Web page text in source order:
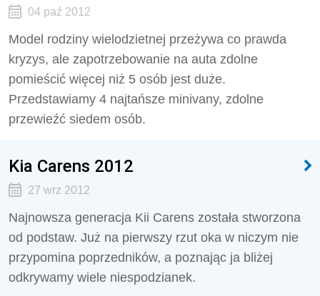
04 paź 2012
Model rodziny wielodzietnej przeżywa co prawda
kryzys, ale zapotrzebowanie na auta zdolne
pomieścić więcej niż 5 osób jest duże.
Przedstawiamy 4 najtańsze minivany, zdolne
przewieźć siedem osób.
Kia Carens 2012
27 wrz 2012
Najnowsza generacja Kii Carens została stworzona
od podstaw. Już na pierwszy rzut oka w niczym nie
przypomina poprzedników, a poznając ja bliżej
odkrywamy wiele niespodzianek.